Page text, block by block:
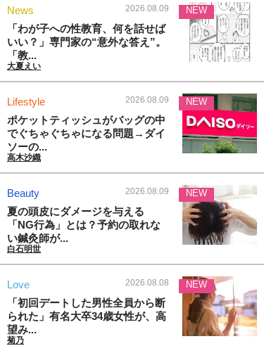
News 2026.08.09
「わが子への性教育、何を話せば
いい？」専門家の“意外な答え”。
「教...
大夏えい
NEW
Lifestyle 2026.08.09
ポケットティッシュがバッグの中
でぐちゃぐちゃになる問題→ダイ
ソーの...
高木沙織
NEW
Beauty 2026.08.09
夏の頭皮にダメージを与える
「NG行為」とは？予約の取れな
い鍼灸師が...
白石明世
NEW
Love 2026.08.08
「初回デートした男性全員から断
られた」有名大卒34歳女性が、高
望み...
菊乃
NEW